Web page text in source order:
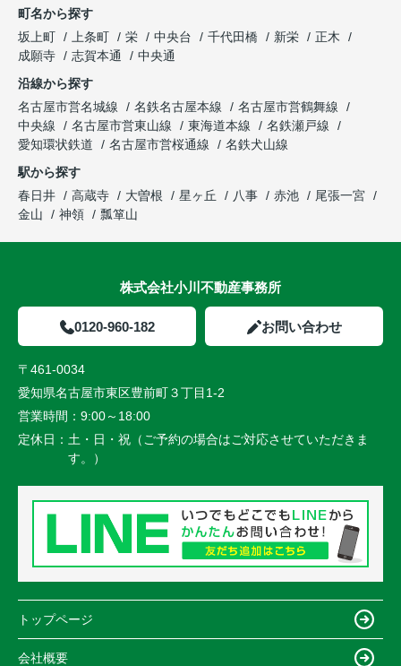
町名から探す
坂上町
上条町 栄 中央台 千代田橋 新栄
正木
成願寺
志賀本通
中央通
沿線から探す
名古屋市営名城線
名鉄名古屋本線
名古屋市営鶴舞線
中央線
名古屋市営東山線 東海道本線
名鉄瀬戸線
愛知環状鉄道
名古屋市営桜通線
名鉄犬山線
駅から探す
春日井
高蔵寺 大曽根 星ヶ丘 八事 赤池
尾張一宮
金山
神領 瓢箪山
株式会社小川不動産事務所
0120-960-182 お問い合わせ
〒461-0034
愛知県名古屋市東区豊前町３丁目1-2
営業時間： 9:00～18:00
定休日： 土・日・祝（ご予約の場合はご対応させていただきま
す。）
トップページ
会社概要